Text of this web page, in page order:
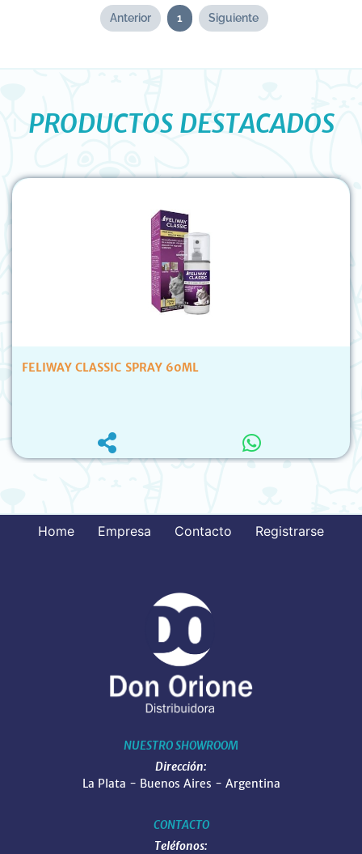
Anterior 1 Siguiente
PRODUCTOS DESTACADOS
FELIWAY CLASSIC SPRAY 60ML
Home Empresa Contacto Registrarse
NUESTRO SHOWROOM
Dirección:
La Plata - Buenos Aires - Argentina
CONTACTO
Teléfonos: